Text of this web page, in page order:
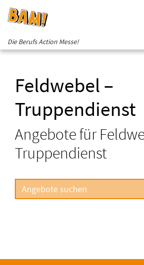
Die Berufs Action Messe!
Feldwebel –
Truppendienst
Angebote für
Truppendienst